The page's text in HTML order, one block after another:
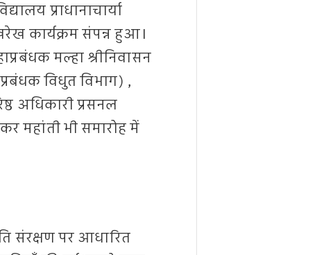
प्राधानाचार्या
कार्यक्रम संपन्न हुआ।
मल्हा श्रीनिवासन
विधुत विभाग) ,
अधिकारी प्रसनल
महांती भी समारोह में
संरक्षण पर आधारित